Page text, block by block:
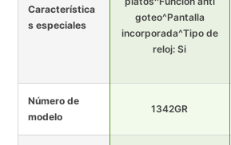
Característica
s especiales
goteo^Pantalla
incorporada^Tipo de
reloj: Si
Número de
modelo
1342GR